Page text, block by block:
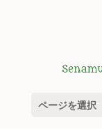
ページを選択